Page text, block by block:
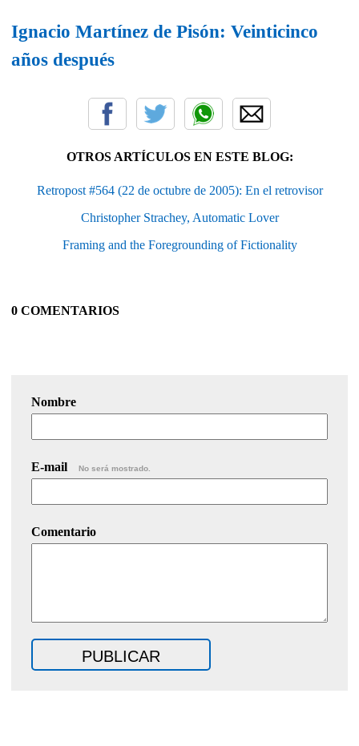
Ignacio Martínez de Pisón: Veinticinco
años después
OTROS ARTÍCULOS EN ESTE BLOG:
Retropost #564 (22 de octubre de 2005): En el retrovisor
Christopher Strachey, Automatic Lover
Framing and the Foregrounding of Fictionality
0 COMENTARIOS
Nombre
E-mail No será mostrado.
Comentario